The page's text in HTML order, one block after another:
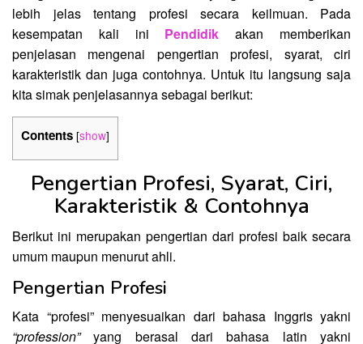
lebih jelas tentang profesi secara keilmuan. Pada
kesempatan kali ini Pendidik akan memberikan
penjelasan mengenai pengertian profesi, syarat, ciri
karakteristik dan juga contohnya. Untuk itu langsung saja
kita simak penjelasannya sebagai berikut:
Contents [show]
Pengertian Profesi, Syarat, Ciri,
Karakteristik & Contohnya
Berikut ini merupakan pengertian dari profesi baik secara
umum maupun menurut ahli.
Pengertian Profesi
Kata “profesi” menyesuaikan dari bahasa Inggris yakni
“profession”yang berasal dari bahasa latin yakni